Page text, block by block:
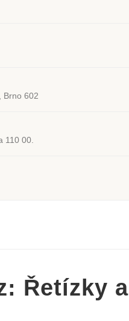
Brno 602
110 00.
Řetízky a